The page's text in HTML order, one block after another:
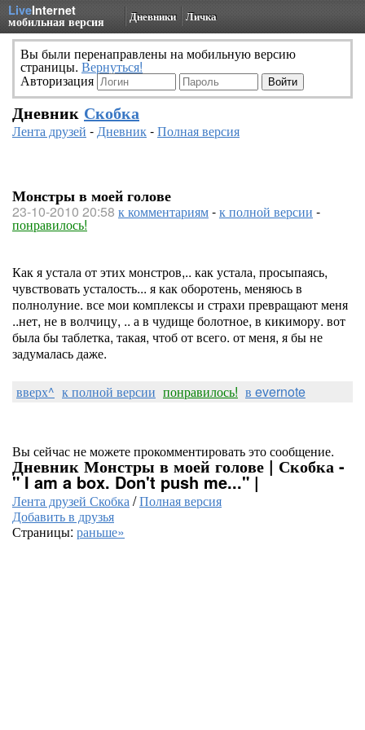
LiveInternet
мобильная версия Дневники Личка
Вы были перенаправлены на мобильную версию
страницы. Вернуться!
Авторизация
Дневник Скобка
Лента друзей -Дневник-Полная версия
Монстры в моей голове
23-10-2010 20:58 к комментариям-к полной версии -
понравилось!
Как я устала от этих монстров,.. как устала, просыпаясь,
чувствовать усталость... я как оборотень, меняюсь в
полнолуние. все мои комплексы и страхи превращают меня
..нет, не в волчицу, .. а в чудище болотное, в кикимору. вот
была бы таблетка, такая, чтоб от всего. от меня, я бы не
задумалась даже.
вверх^ к полной версии понравилось! в evernote
Вы сейчас не можете прокомментировать это сообщение.
Дневник Монстры в моей голове | Скобка -
" I am a box. Don't push me..." |
Лента друзей Скобка/Полная версия
Добавить в друзья
Страницы: раньше»